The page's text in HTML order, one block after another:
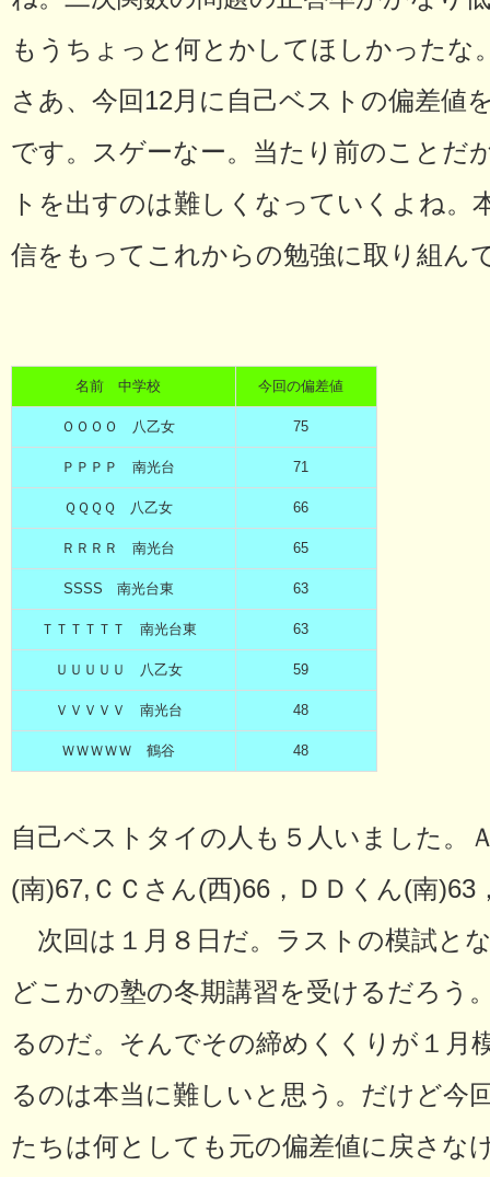
もうちょっと何とかしてほしかったな
さあ、今回12月に自己ベストの偏差値
です。スゲーなー。当たり前のことだ
トを出すのは難しくなっていくよね。
信をもってこれからの勉強に取り組ん
名前 中学校 今回の偏差値
ＯＯＯＯ 八乙女 75
ＰＰＰＰ 南光台 71
ＱＱＱＱ 八乙女 66
ＲＲＲＲ 南光台 65
SSSS 南光台東 63
ＴＴＴＴＴＴ 南光台東 63
ＵＵＵＵＵ 八乙女 59
ＶＶＶＶＶ 南光台 48
ＷＷＷＷＷ 鶴谷 48
自己ベストタイの人も５人いました。
(南)67,ＣＣさん(西)66，ＤＤくん(南)63
次回は１月８日だ。ラストの模試と
どこかの塾の冬期講習を受けるだろう
るのだ。そんでその締めくくりが１月
るのは本当に難しいと思う。だけど今
たちは何としても元の偏差値に戻さな